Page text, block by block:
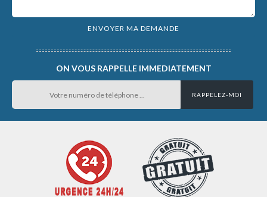
ON VOUS RAPPELLE IMMEDIATEMENT